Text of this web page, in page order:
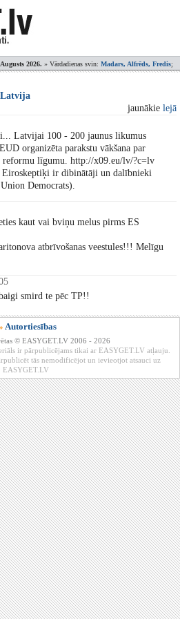
2026. » Vārdadienas svin: Madars, Alfrēds, Fredis;
jaunākie lejā
Latvijai 100 - 200 jaunus likumus
organizēta parakstu vākšana par
reformu līgumu. http://x09.eu/lv/?c=lv
ir dibinātāji un dalībnieki
Democrats).
kaut vai bviņu melus pirms ES
atbrīvošanas veestules!!! Melīgu
smird te pēc TP!!
Autortiesības
© EASYGET.LV 2006 - 2026
ir pārpublicējams tikai ar EASYGET.LV atļauju.
tās nemodificējot un ievieotjot atsauci uz
EASYGET.LV